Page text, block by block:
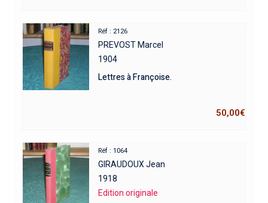
Réf : 2126
PREVOST Marcel
1904
Lettres à Françoise.
50,00€
Réf : 1064
GIRAUDOUX Jean
1918
Edition originale